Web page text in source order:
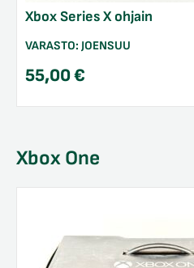
Xbox Series X ohjain
VARASTO: JOENSUU
55,00€
Xbox One